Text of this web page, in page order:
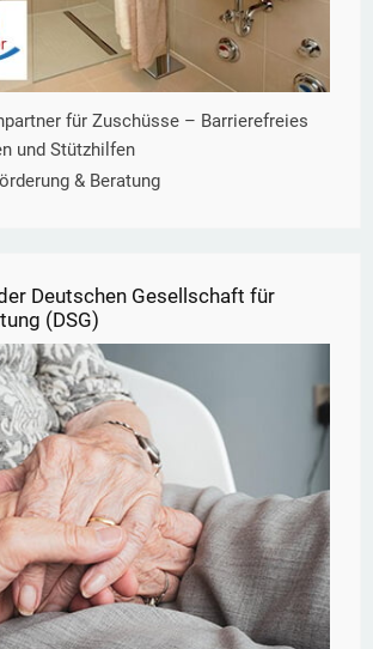
für Zuschüsse – Barrierefreies
und Stützhilfen
& Beratung
Deutschen Gesellschaft für
(DSG)